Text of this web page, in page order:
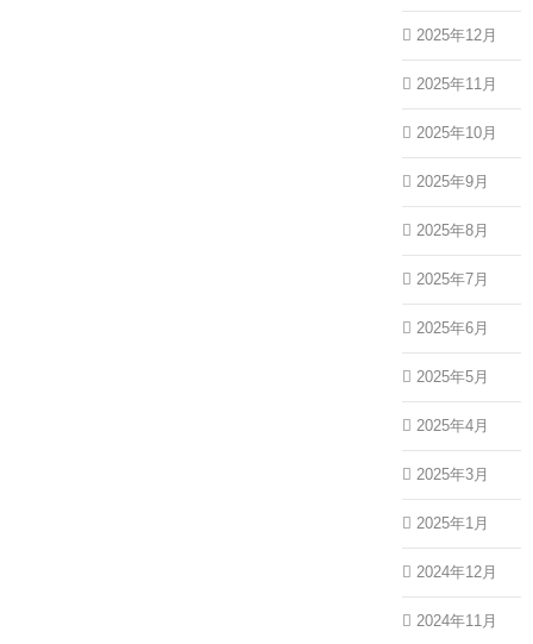
2025年12月
2025年11月
2025年10月
2025年9月
2025年8月
2025年7月
2025年6月
2025年5月
2025年4月
2025年3月
2025年1月
2024年12月
2024年11月